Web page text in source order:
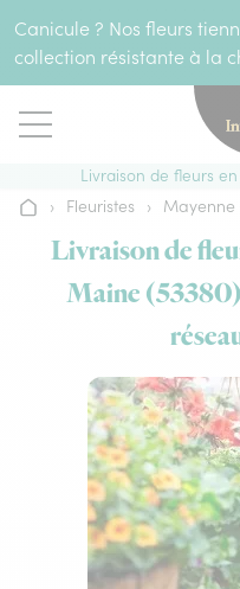
Canicule ? Nos fleurs
collection résistante à la
Livraison de fleurs
Accueil
› Fleuristes › Mayenne
Livraison de
Maine